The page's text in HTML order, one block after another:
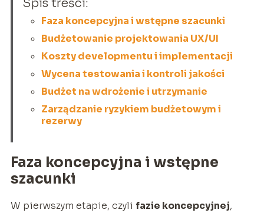
Spis treści:
Faza koncepcyjna i wstępne szacunki
Budżetowanie projektowania UX/UI
Koszty developmentu i implementacji
Wycena testowania i kontroli jakości
Budżet na wdrożenie i utrzymanie
Zarządzanie ryzykiem budżetowym i
rezerwy
Faza koncepcyjna i wstępne
szacunki
W pierwszym etapie, czyli fazie koncepcyjnej,